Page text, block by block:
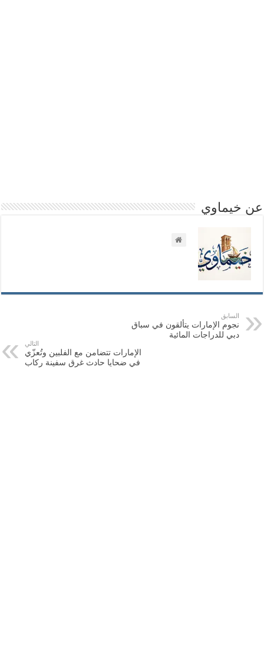
عن خيماوي
السابق
نجوم الإمارات يتألقون في سباق
دبي للدراجات المائية
التالي
الإمارات تتضامن مع الفلبين وتُعزّي
في ضحايا حادث غرق سفينة ركاب